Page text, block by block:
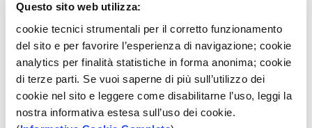
Questo sito web utilizza:
cookie tecnici strumentali per il corretto funzionamento
del sito e per favorire l’esperienza di navigazione; cookie
analytics per finalità statistiche in forma anonima; cookie
di terze parti. Se vuoi saperne di più sull’utilizzo dei
cookie nel sito e leggere come disabilitarne l’uso, leggi la
nostra informativa estesa sull’uso dei cookie.
Avviso Asta BTP Short e BTP ?ind n.58/2025
24/07/2025
PDF
Avviso risultato Asta BOT Semestrale n. 62/2025
30/01/2026 29/07/2025
PDF
Avviso risultato Asta BOT Annuale n. 56/2025
10/07/2025
Avviso Asta BOT annuale n. 54/2025